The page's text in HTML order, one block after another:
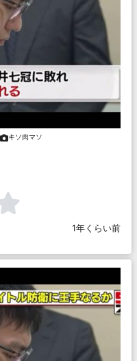
キソ肉マソ
1年くらい前